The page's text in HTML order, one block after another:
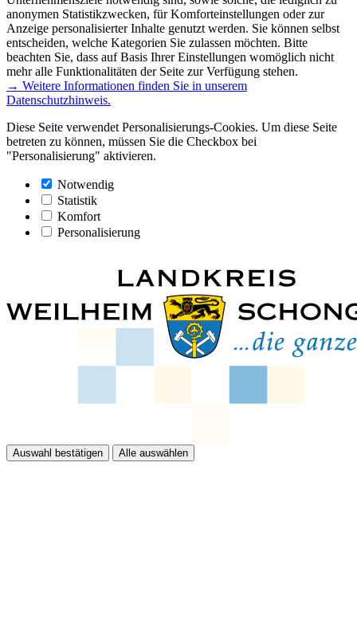
anonymen Statistikzwecken, für Komforteinstellungen oder zur
Anzeige personalisierter Inhalte genutzt werden. Sie können selbst
entscheiden, welche Kategorien Sie zulassen möchten. Bitte
beachten Sie, dass auf Basis Ihrer Einstellungen womöglich nicht
mehr alle Funktionalitäten der Seite zur Verfügung stehen.
→ Weitere Informationen finden Sie in unserem
Datenschutzhinweis.
Diese Seite verwendet Personalisierungs-Cookies. Um diese Seite
betreten zu können, müssen Sie die Checkbox bei
"Personalisierung" aktivieren.
Notwendig
Statistik
Komfort
Personalisierung
Auswahl bestätigen Alle auswählen